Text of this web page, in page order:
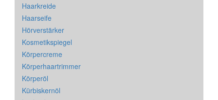
Haarkreide
Haarseife
Hörverstärker
Kosmetikspiegel
Körpercreme
Körperhaartrimmer
Körperöl
Kürbiskernöl